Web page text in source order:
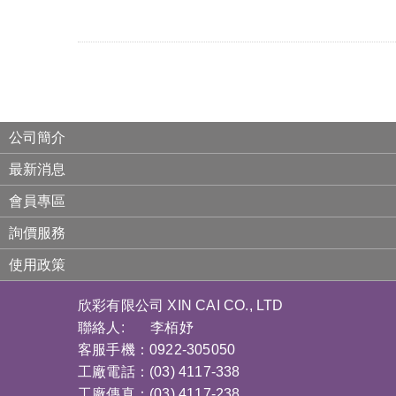
公司簡介
最新消息
會員專區
詢價服務
使用政策
欣彩有限公司 XIN CAI CO., LTD
聯絡人: 李栢妤
客服手機：0922-305050
工廠電話：(03) 4117-338